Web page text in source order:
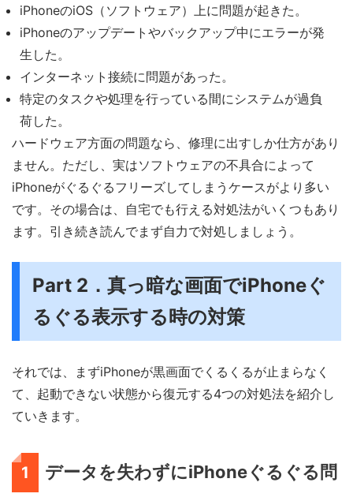
iPhoneのiOS（ソフトウェア）上に問題が起きた。
iPhoneのアップデートやバックアップ中にエラーが発
生した。
インターネット接続に問題があった。
特定のタスクや処理を行っている間にシステムが過負
荷した。
ハードウェア方面の問題なら、修理に出すしか仕方があり
ません。ただし、実はソフトウェアの不具合によって
iPhoneがぐるぐるフリーズしてしまうケースがより多い
です。その場合は、自宅でも行える対処法がいくつもあり
ます。引き続き読んでまず自力で対処しましょう。
Part 2．真っ暗な画面でiPhoneぐ
るぐる表示する時の対策
それでは、まずiPhoneが黒画面でくるくるが止まらなく
て、起動できない状態から復元する4つの対処法を紹介し
ていきます。
1
データを失わずにiPhoneぐるぐる問